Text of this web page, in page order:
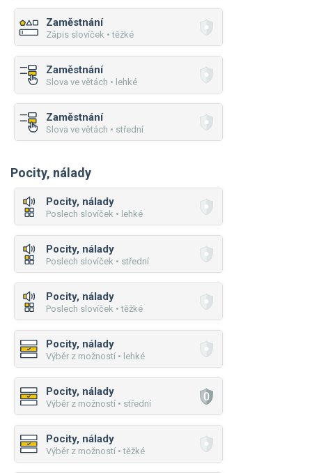
Zaměstnání
Zápis slovíček • těžké
Zaměstnání
Slova ve větách • lehké
Zaměstnání
Slova ve větách • střední
Pocity, nálady
Pocity, nálady
Poslech slovíček • lehké
Pocity, nálady
Poslech slovíček • střední
Pocity, nálady
Poslech slovíček • těžké
Pocity, nálady
Výběr z možností • lehké
Pocity, nálady
Výběr z možností • střední
Pocity, nálady
Výběr z možností • těžké